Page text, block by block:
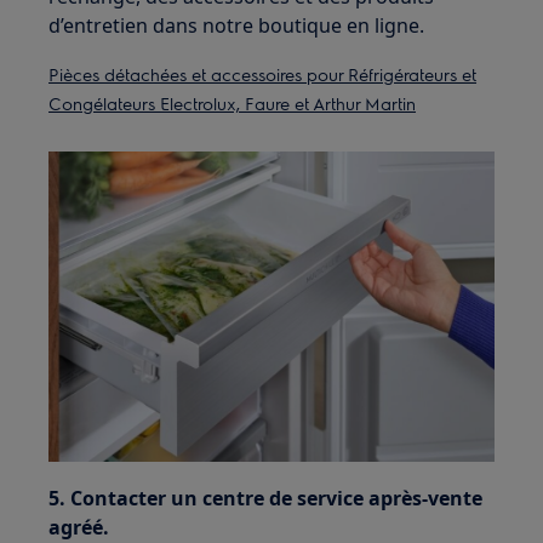
d’entretien dans notre boutique en ligne.
Pièces détachées et accessoires pour Réfrigérateurs et
Congélateurs Electrolux, Faure et Arthur Martin
5. Contacter un centre de service après-vente
agréé.